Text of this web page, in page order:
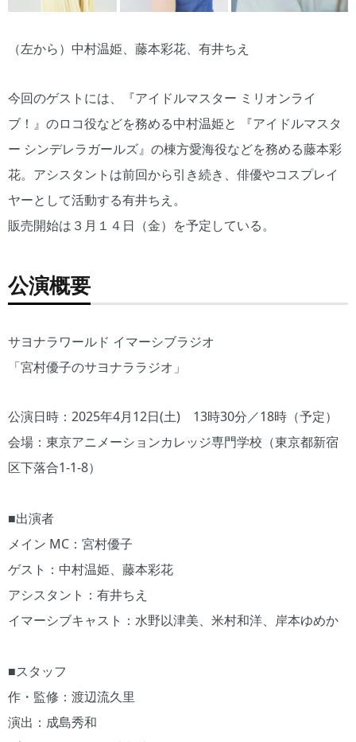
（左から）中村温姫、藤本彩花、有井ちえ
今回のゲストには、『アイドルマスター ミリオンライ
ブ！』のロコ役などを務める中村温姫と 『アイドルマスタ
ー シンデレラガールズ』の棟方愛海役などを務める藤本彩
花。アシスタントは前回から引き続き、俳優やコスプレイ
ヤーとして活動する有井ちえ。
販売開始は３月１４日（金）を予定している。
公演概要
サヨナラワールド イマーシブラジオ
「宮村優子のサヨナララジオ」
公演日時：2025年4月12日(土) 13時30分／18時（予定）
会場：東京アニメーションカレッジ専門学校（東京都新宿
区下落合1-1-8）
■出演者
メイン MC：宮村優子
ゲスト：中村温姫、藤本彩花
アシスタント：有井ちえ
イマーシブキャスト：水野以津美、米村和洋、岸本ゆめか
■スタッフ
作・監修：渡辺流久里
演出：成島秀和